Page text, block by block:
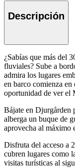
Descripción
¿Sabías que más del
fluviales? Sube a
admira los lugares
en barco comienza
oportunidad de ver el
Bájate en Djurgården
alberga un buque de
aprovecha al máximo
Disfruta del acceso a
cubren lugares como
visitas turísticas al